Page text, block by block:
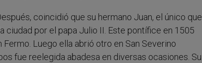
coincidió que su hermano Juan, el único que
ciudad por el papa Julio II. Este pontífice en 1505
Luego ella abrió otro en San Severino
fue reelegida abadesa en diversas ocasiones. Su